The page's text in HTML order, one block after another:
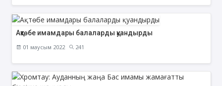
Ақтөбе имамдары балаларды қуандырды
01 маусым 2022 241